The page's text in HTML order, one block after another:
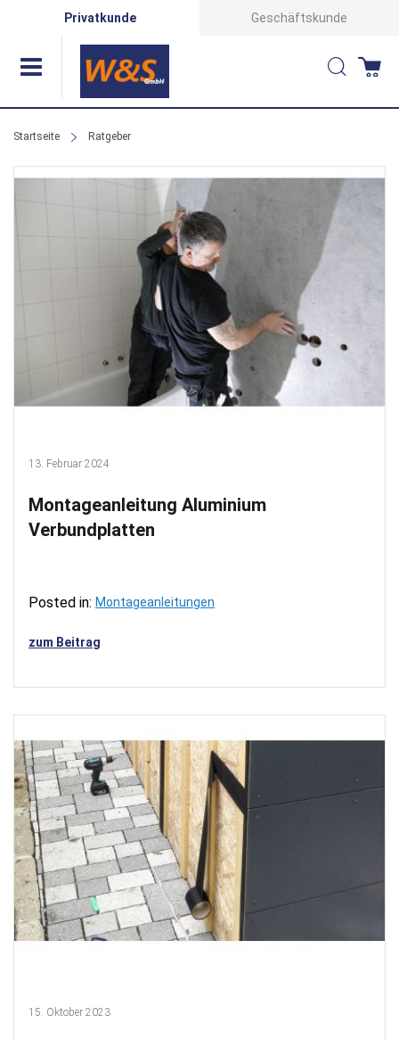
Privatkunde Geschäftskunde
Suche
Startseite Ratgeber
13. Februar 2024
Montageanleitung Aluminium
Verbundplatten
Posted in: Montageanleitungen
zum Beitrag
15. Oktober 2023